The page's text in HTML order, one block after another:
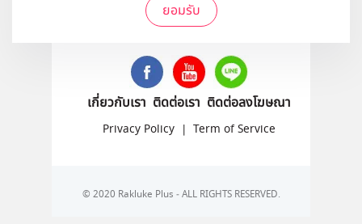
ยอมรับ
ติดตามเราได้ที่
เกี่ยวกับเรา ติดต่อเรา ติดต่อลงโฆษณา
Privacy Policy | Term of Service
© 2020 Rakluke Plus - ALL RIGHTS RESERVED.